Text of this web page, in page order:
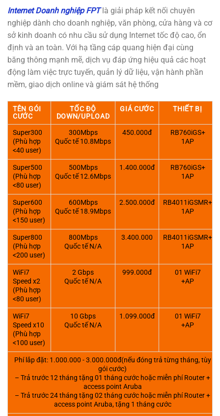
Internet Doanh nghiệp FPTlà giải pháp kết nối chuyên
nghiệp dành cho doanh nghiệp, văn phòng, cửa hàng và cơ
sở kinh doanh có nhu cầu sử dụng Internet tốc độ cao, ổn
định và an toàn. Với hạ tầng cáp quang hiện đại cùng
băng thông mạnh mẽ, dịch vụ đáp ứng hiệu quả các hoạt
động làm việc trực tuyến, quản lý dữ liệu, vận hành phần
mềm, giao dịch online và giám sát hệ thống
TÊN GÓI
CƯỚC
TỐC ĐỘ
DOWN/UPLOAD
GIÁ CƯỚC THIẾT BỊ
Super300
(Phù hợp
<40 user)
300Mbps
Quốc tế 10.8Mbps
450.000đ
RB760iGS+
1AP
Super500
(Phù hợp
<80 user)
500Mbps
Quốc tế 12.6Mbps
1.400.000đ
RB760iGS+
1AP
Super600
(Phù hợp
<150 user)
600Mbps
Quốc tế 18.9Mbps
2.500.000đ
RB4011iGSMR+
1AP
Super800
(Phù hợp
<200 user)
800Mbps
Quốc tế N/A
3.400.000
RB4011iGSMR+
1AP
WiFi7
Speed x2
(Phù hợp
<80 user)
2 Gbps
Quốc tế N/A
999.000đ
01 WiFi7
+AP
WiFi7
Speed x10
(Phù hợp
<100 user)
10 Gbps
Quốc tế N/A
1.099.000đ
01 WiFi7
+AP
Phí lắp đặt: 1.000.000 - 3.000.000đ(nếu đóng trả từng tháng, tùy
gói cước)
– Trả trước 12 tháng tặng 01 tháng cước hoặc miễn phí Router +
access point Aruba
– Trả trước 24 tháng tặng 02 tháng cước hoặc miễn phí Router +
access point Aruba, tặng 1 tháng cước